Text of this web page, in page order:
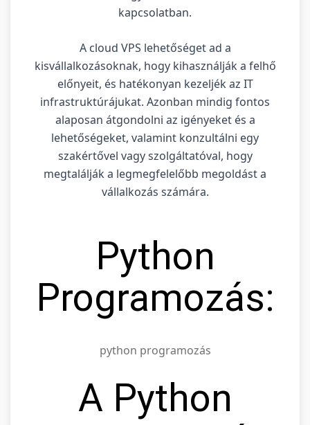
kapcsolatban.
A cloud VPS lehetőséget ad a
kisvállalkozásoknak, hogy kihasználják a felhő
előnyeit, és hatékonyan kezeljék az IT
infrastruktúrájukat. Azonban mindig fontos
alaposan átgondolni az igényeket és a
lehetőségeket, valamint konzultálni egy
szakértővel vagy szolgáltatóval, hogy
megtalálják a legmegfelelőbb megoldást a
vállalkozás számára.
Python
Programozás:
python programozás
A Python